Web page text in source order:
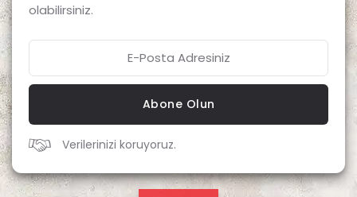
olabilirsiniz.
Abone Olun
Verilerinizi koruyoruz.